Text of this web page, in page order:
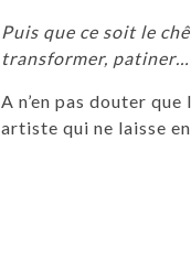
Puis que ce soit le
transformer,
A n’en pas douter
artiste qui ne laisse